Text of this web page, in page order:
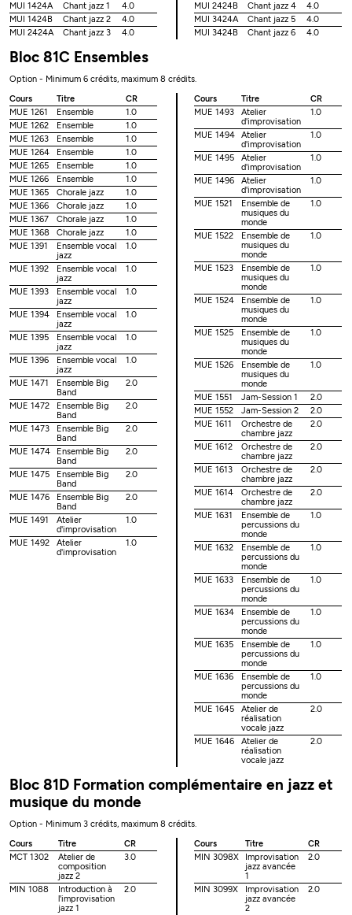
MUI 1424A
Chant jazz 1
4.0
MUI 1424B
Chant jazz 2
4.0
MUI 2424A
Chant jazz 3 4.0
MUI 2424B
Chant jazz 4
4.0
MUI 3424A
Chant jazz 5
4.0
MUI 3424B
Chant jazz 6 4.0
Bloc 81C Ensembles
Option - Minimum 6 crédits, maximum 8 crédits.
Cours
Titre
CR
MUE 1261
Ensemble
1.0
MUE 1262
Ensemble
1.0
MUE 1263
Ensemble
1.0
MUE 1264
Ensemble
1.0
MUE 1265
Ensemble
1.0
MUE 1266
Ensemble
1.0
MUE 1365
Chorale jazz
1.0
MUE 1366
Chorale jazz
1.0
MUE 1367
Chorale jazz
1.0
MUE 1368
Chorale jazz
1.0
MUE 1391
Ensemble vocal
jazz
1.0
MUE 1392
Ensemble vocal
jazz
1.0
MUE 1393
Ensemble vocal
jazz
1.0
MUE 1394
Ensemble vocal
jazz
1.0
MUE 1395
Ensemble vocal
jazz
1.0
MUE 1396
Ensemble vocal
jazz
1.0
MUE 1471
Ensemble Big
Band
2.0
MUE 1472
Ensemble Big
Band
2.0
MUE 1473
Ensemble Big
Band
2.0
MUE 1474
Ensemble Big
Band
2.0
MUE 1475
Ensemble Big
Band
2.0
MUE 1476
Ensemble Big
Band
2.0
MUE 1491
Atelier
d'improvisation
1.0
MUE 1492
Atelier
d'improvisation
1.0
Cours Titre
CR
MUE 1493
Atelier
d'improvisation
1.0
MUE 1494
Atelier
d'improvisation
1.0
MUE 1495
Atelier
d'improvisation
1.0
MUE 1496
Atelier
d'improvisation
1.0
MUE 1521
Ensemble de
musiques du
monde
1.0
MUE 1522
Ensemble de
musiques du
monde
1.0
MUE 1523
Ensemble de
musiques du
monde
1.0
MUE 1524
Ensemble de
musiques du
monde
1.0
MUE 1525
Ensemble de
musiques du
monde
1.0
MUE 1526
Ensemble de
musiques du
monde
1.0
MUE 1551 Jam-Session 1
2.0
MUE 1552
Jam-Session 2
2.0
MUE 1611
Orchestre de
chambre jazz
2.0
MUE 1612
Orchestre de
chambre jazz
2.0
MUE 1613
Orchestre de
chambre jazz
2.0
MUE 1614
Orchestre de
chambre jazz
2.0
MUE 1631
Ensemble de
percussions du
monde
1.0
MUE 1632
Ensemble de
percussions du
monde
1.0
MUE 1633
Ensemble de
percussions du
monde
1.0
MUE 1634
Ensemble de
percussions du
monde
1.0
MUE 1635
Ensemble de
percussions du
monde
1.0
MUE 1636
Ensemble de
percussions du
monde
1.0
MUE 1645
Atelier de
réalisation
vocale jazz
2.0
MUE 1646
Atelier de
réalisation
vocale jazz
2.0
Bloc 81D Formation complémentaire en jazz et
musique du monde
Option - Minimum 3 crédits, maximum 8 crédits.
Cours
Titre
CR
MCT 1302
Atelier de
composition
jazz 2
3.0
MIN 1088
Introduction à
l'improvisation
jazz 1
2.0
Cours Titre
CR
MIN 3098X
Improvisation
jazz avancée
1
2.0
MIN 3099X
Improvisation
jazz avancée
2
2.0